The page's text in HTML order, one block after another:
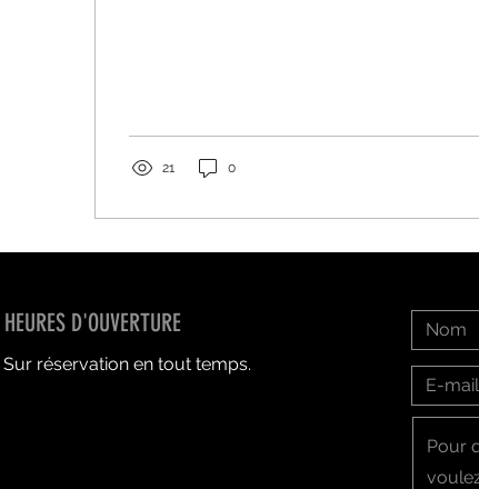
21 0
HEURES D'OUVERTURE
Sur réservation en tout temps.